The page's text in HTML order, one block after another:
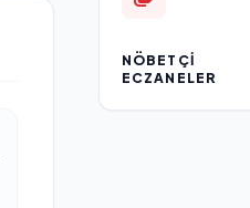
NÖBETÇI
ECZANELER